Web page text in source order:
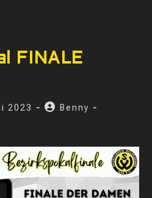
FINALE
2023
Beitrags-
Benny